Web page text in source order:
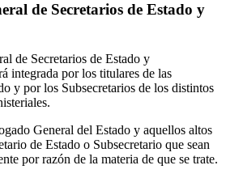
de Secretarios de Estado y
de Secretarios de Estado y
integrada por los titulares de las
y por los Subsecretarios de los distintos
General del Estado y aquellos altos
de Estado o Subsecretario que sean
por razón de la materia de que se trate.